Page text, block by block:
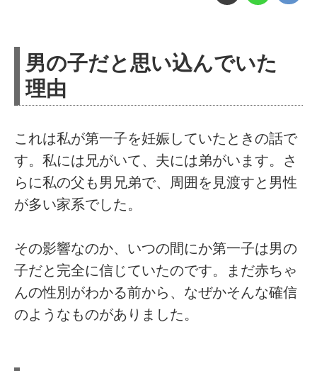
男の子だと思い込んでいた
理由
これは私が第一子を妊娠していたときの話で
す。私には兄がいて、夫には弟がいます。さ
らに私の父も男兄弟で、周囲を見渡すと男性
が多い家系でした。
その影響なのか、いつの間にか第一子は男の
子だと完全に信じていたのです。まだ赤ちゃ
んの性別がわかる前から、なぜかそんな確信
のようなものがありました。